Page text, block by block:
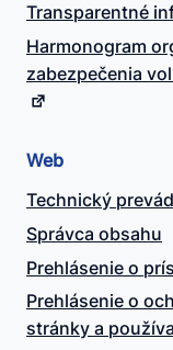
Transparentné
Harmonogram
zabezpečenia
Web
Technický
Správca obsahu
Prehlásenie o
Prehlásenie o
stránky a